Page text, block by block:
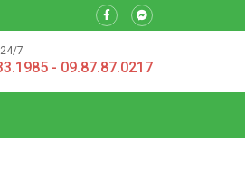
7
- 09.87.87.0217